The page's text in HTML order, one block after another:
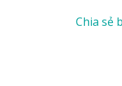
Chia sẻ